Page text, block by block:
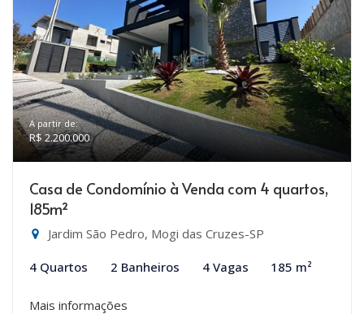
A partir de:
R$ 2.200.000
Casa de Condomínio à Venda com 4 quartos,
185m²
Jardim São Pedro, Mogi das Cruzes-SP
4 Quartos 2 Banheiros 4 Vagas 185 m²
Mais informações